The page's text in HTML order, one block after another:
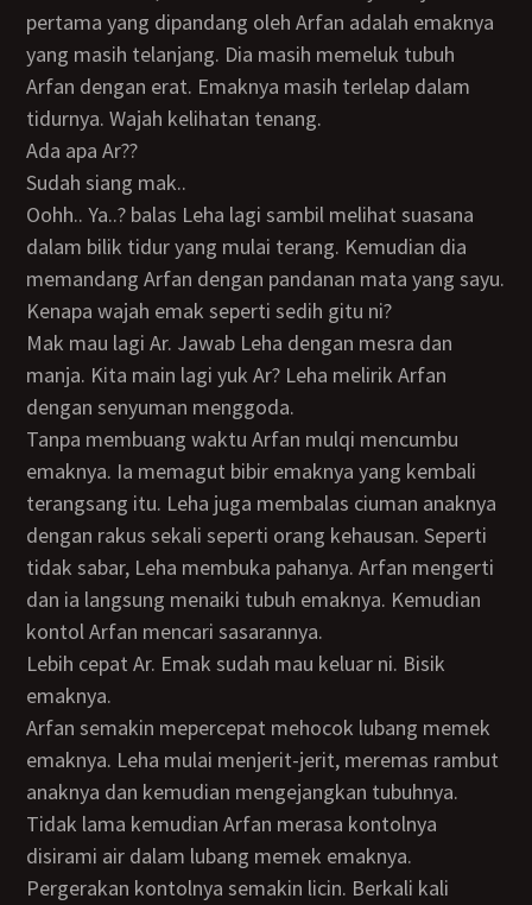
pertama yang dipandang oleh Arfan adalah emaknya
yang masih telanjang. Dia masih memeluk tubuh
Arfan dengan erat. Emaknya masih terlelap dalam
tidurnya. Wajah kelihatan tenang.
Ada apa Ar??
Sudah siang mak..
Oohh.. Ya..? balas Leha lagi sambil melihat suasana
dalam bilik tidur yang mulai terang. Kemudian dia
memandang Arfan dengan pandanan mata yang sayu.
Kenapa wajah emak seperti sedih gitu ni?
Mak mau lagi Ar. Jawab Leha dengan mesra dan
manja. Kita main lagi yuk Ar? Leha melirik Arfan
dengan senyuman menggoda.
Tanpa membuang waktu Arfan mulqi mencumbu
emaknya. Ia memagut bibir emaknya yang kembali
terangsang itu. Leha juga membalas ciuman anaknya
dengan rakus sekali seperti orang kehausan. Seperti
tidak sabar, Leha membuka pahanya. Arfan mengerti
dan ia langsung menaiki tubuh emaknya. Kemudian
kontol Arfan mencari sasarannya.
Lebih cepat Ar. Emak sudah mau keluar ni. Bisik
emaknya.
Arfan semakin mepercepat mehocok lubang memek
emaknya. Leha mulai menjerit-jerit, meremas rambut
anaknya dan kemudian mengejangkan tubuhnya.
Tidak lama kemudian Arfan merasa kontolnya
disirami air dalam lubang memek emaknya.
Pergerakan kontolnya semakin licin. Berkali kali